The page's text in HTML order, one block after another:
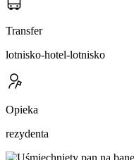
Transfer
lotnisko-hotel-lotnisko
Opieka
rezydenta